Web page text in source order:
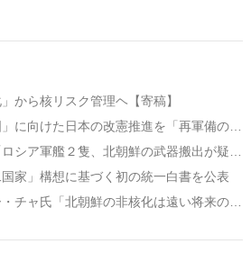
から核リスク管理ヘ【寄稿】
· 北朝鮮、「戦争できる国」に向けた日本の改憲推進を「再軍備の野望」と非難
家」構想に基づく初の統一白書を公表
· 対北朝鮮強硬派ビクター・チャ氏「北朝鮮の非核化は遠い将来の目標、軍縮交渉が必要」